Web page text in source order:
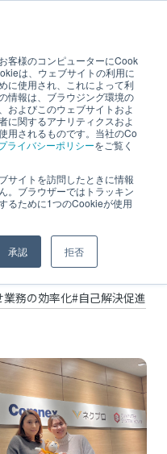
客様のコンピューターにCook
は、ウェブサイトの利用に
に使用され、これによって利
情報は、ブラウジング環境の
およびこのウェブサイトおよ
に関するアナリティクスおよ
用されるものです。当社のCo
ライバシーポリシーをご覧く
サイトを訪問したときに情報
。ブラウザーではトラッキン
るために1つのCookieが使用
承認 拒否
ィングス】社
Zendeskで管
通知。社内
してグループ
支援を効率化
業務の効率化 自己解決促進